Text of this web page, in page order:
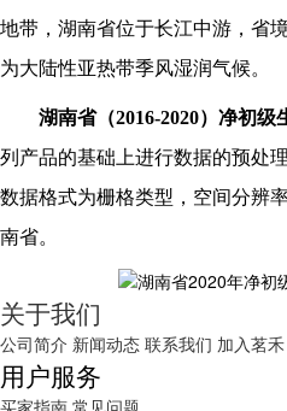
地带，湖南省位于长江中游，省
为大陆性亚热带季风湿润气候。
湖南省（2016-2020）净初级
列产品的基础上进行数据的预处
数据格式为栅格类型，空间分辨
南省。
关于我们
公司简介 新闻动态 联系我们 加入茗禾
用户服务
买家指南 常见问题